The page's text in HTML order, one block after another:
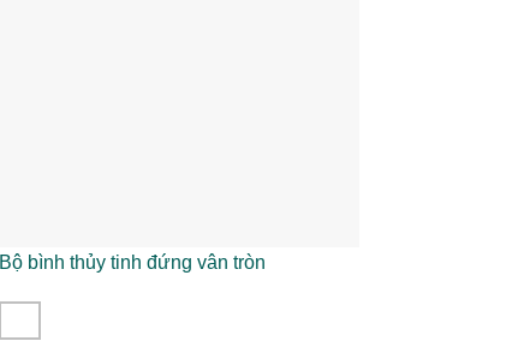
Bộ bình thủy tinh đứng vân tròn